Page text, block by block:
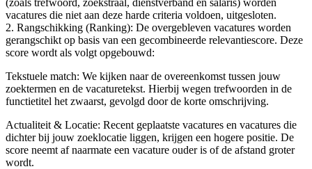
vacatures die niet aan deze harde criteria voldoen, uitgesloten.
2. Rangschikking (Ranking): De overgebleven vacatures worden
gerangschikt op basis van een gecombineerde relevantiescore. Deze
score wordt als volgt opgebouwd:
Tekstuele match: We kijken naar de overeenkomst tussen jouw
zoektermen en de vacaturetekst. Hierbij wegen trefwoorden in de
functietitel het zwaarst, gevolgd door de korte omschrijving.
Actualiteit & Locatie: Recent geplaatste vacatures en vacatures die
dichter bij jouw zoeklocatie liggen, krijgen een hogere positie. De
score neemt af naarmate een vacature ouder is of de afstand groter
wordt.